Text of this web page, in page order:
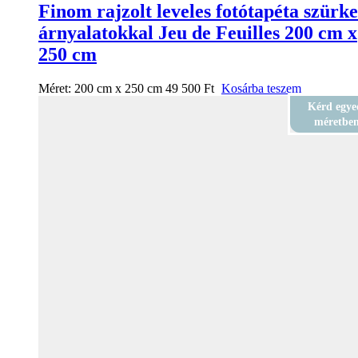
Finom rajzolt leveles fotótapéta szürke
árnyalatokkal Jeu de Feuilles 200 cm x
250 cm
Méret: 200 cm x 250 cm 49 500 Ft Kosárba teszem
Kérd